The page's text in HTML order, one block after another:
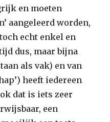
en moeten
aangeleerd worden,
echt enkel en
dus, maar bijna
als vak) en van
heeft iedereen
dat is iets zeer
een